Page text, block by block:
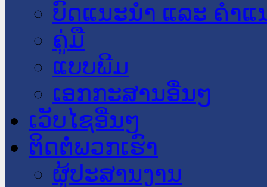
ບົດແນະນໍາ ແລະ ຄໍາແ
ຄູ່ມື
ແບບພີມ
ເອກກະສານອື່ນໆ
ເວັບໄຊອື່ນໆ
ຕິດຕໍ່ພວກເຮົາ
ຜູ້ປະສານງານ